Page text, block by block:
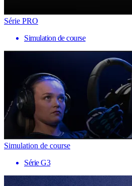
Série PRO
Simulation de course
Simulation de course
Série G3